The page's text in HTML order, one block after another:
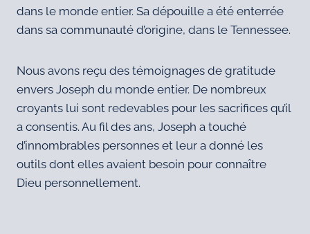
dans le monde entier. Sa dépouille a été enterrée
dans sa communauté d’origine, dans le Tennessee.
Nous avons reçu des témoignages de gratitude
envers Joseph du monde entier. De nombreux
croyants lui sont redevables pour les sacrifices qu’il
a consentis. Au fil des ans, Joseph a touché
d’innombrables personnes et leur a donné les
outils dont elles avaient besoin pour connaître
Dieu personnellement.